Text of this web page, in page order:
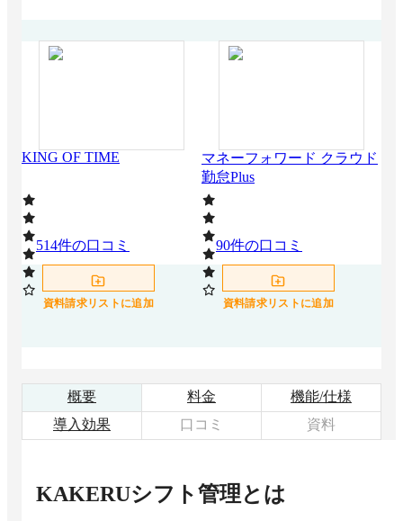
KING OF TIME
514件の口コミ
資料請求リストに追加
マネーフォワード クラウド
勤怠Plus
90件の口コミ
資料請求リストに追加
概要 料金
機能/仕様
導入効果
口コミ 資料
KAKERUシフト管理とは